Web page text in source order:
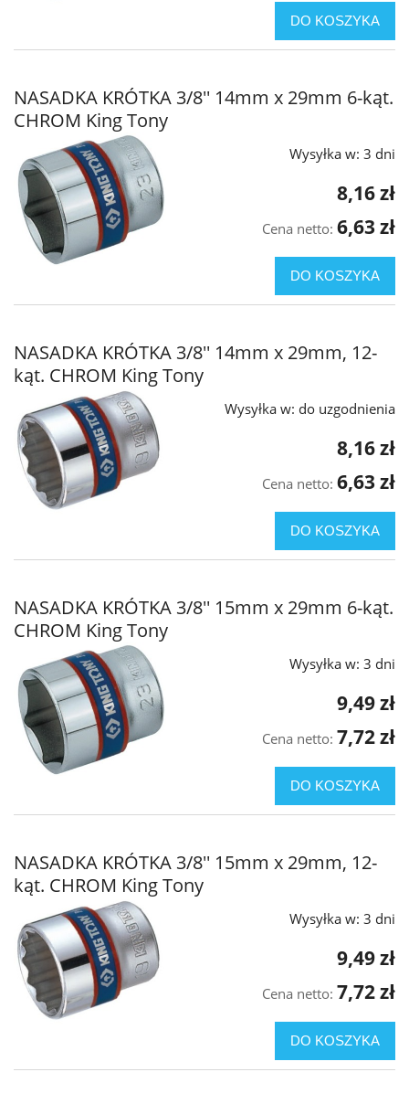
DO KOSZYKA
NASADKA KRÓTKA 3/8'' 14mm x 29mm 6-kąt.
CHROM King Tony
Wysyłka w: 3 dni
8,16 zł
Cena netto: 6,63 zł
DO KOSZYKA
NASADKA KRÓTKA 3/8'' 14mm x 29mm, 12-
kąt. CHROM King Tony
Wysyłka w: do uzgodnienia
8,16 zł
Cena netto: 6,63 zł
DO KOSZYKA
NASADKA KRÓTKA 3/8'' 15mm x 29mm 6-kąt.
CHROM King Tony
Wysyłka w: 3 dni
9,49 zł
Cena netto: 7,72 zł
DO KOSZYKA
NASADKA KRÓTKA 3/8'' 15mm x 29mm, 12-
kąt. CHROM King Tony
Wysyłka w: 3 dni
9,49 zł
Cena netto: 7,72 zł
DO KOSZYKA